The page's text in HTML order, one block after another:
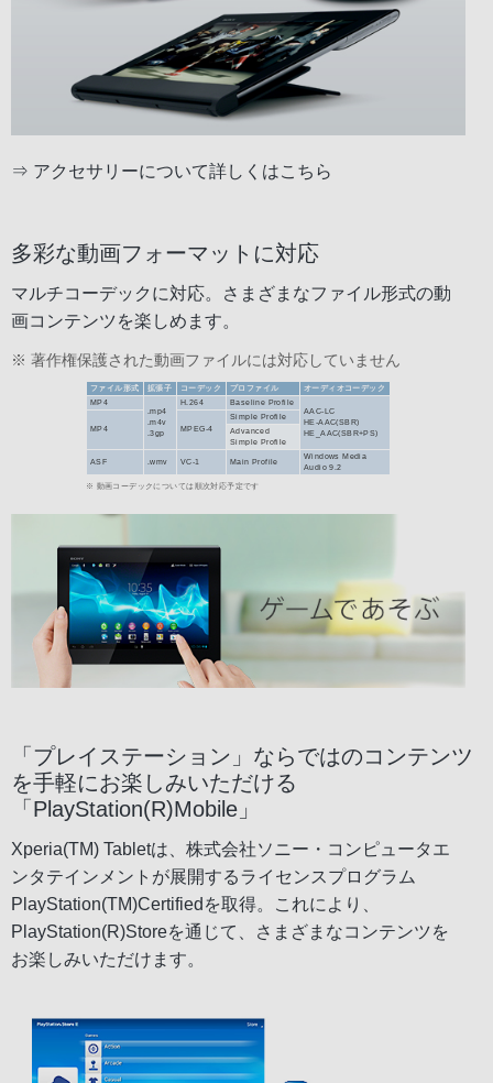
⇒ アクセサリーについて詳しくはこちら
多彩な動画フォーマットに対応
マルチコーデックに対応。さまざまなファイル形式の動
画コンテンツを楽しめます。
※ 著作権保護された動画ファイルには対応していません
「プレイステーション」ならではのコンテンツ
を手軽にお楽しみいただける
「PlayStation(R)Mobile」
Xperia(TM) Tabletは、株式会社ソニー・コンピュータエ
ンタテインメントが展開するライセンスプログラム
PlayStation(TM)Certifiedを取得。これにより、
PlayStation(R)Storeを通じて、さまざまなコンテンツを
お楽しみいただけます。